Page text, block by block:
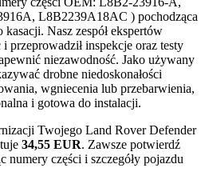
L8B2239A18AC ) pochodząca
Nasz zespół ekspertów
przeprowadził inspekcje oraz testy
niezawodność. Jako używany
drobne niedoskonałości
wgniecenia lub przebarwienia,
i gotowa do instalacji.
Twojego Land Rover Defender
34,55 EUR. Zawsze potwierdź
numery części i szczegóły pojazdu